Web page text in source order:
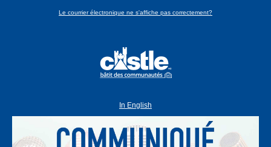
Le courrier électronique ne s'affiche pas correctement?
In English